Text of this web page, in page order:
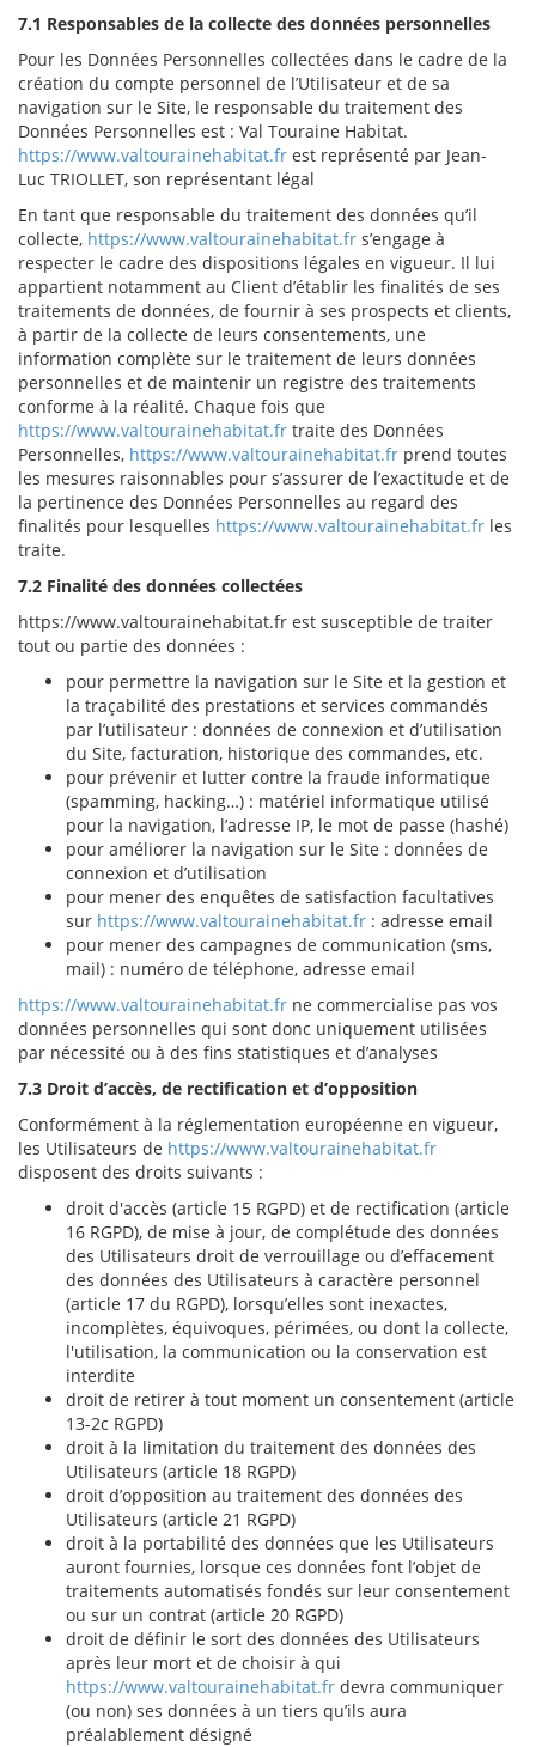
7.1 Responsables de la collecte des données personnelles
Pour les Données Personnelles collectées dans le cadre de la
création du compte personnel de l’Utilisateur et de sa
navigation sur le Site, le responsable du traitement des
Données Personnelles est : Val Touraine Habitat.
https://www.valtourainehabitat.fr est représenté par Jean-
Luc TRIOLLET, son représentant légal
En tant que responsable du traitement des données qu’il
collecte, https://www.valtourainehabitat.fr s’engage à
respecter le cadre des dispositions légales en vigueur. Il lui
appartient notamment au Client d’établir les finalités de ses
traitements de données, de fournir à ses prospects et clients,
à partir de la collecte de leurs consentements, une
information complète sur le traitement de leurs données
personnelles et de maintenir un registre des traitements
conforme à la réalité. Chaque fois que
https://www.valtourainehabitat.fr traite des Données
Personnelles, https://www.valtourainehabitat.fr prend toutes
les mesures raisonnables pour s’assurer de l’exactitude et de
la pertinence des Données Personnelles au regard des
finalités pour lesquelles https://www.valtourainehabitat.fr les
traite.
7.2 Finalité des données collectées
https://www.valtourainehabitat.fr est susceptible de traiter
tout ou partie des données :
pour permettre la navigation sur le Site et la gestion et
la traçabilité des prestations et services commandés
par l’utilisateur : données de connexion et d’utilisation
du Site, facturation, historique des commandes, etc.
pour prévenir et lutter contre la fraude informatique
(spamming, hacking…) : matériel informatique utilisé
pour la navigation, l’adresse IP, le mot de passe (hashé)
pour améliorer la navigation sur le Site : données de
connexion et d’utilisation
pour mener des enquêtes de satisfaction facultatives
sur https://www.valtourainehabitat.fr : adresse email
pour mener des campagnes de communication (sms,
mail) : numéro de téléphone, adresse email
https://www.valtourainehabitat.fr ne commercialise pas vos
données personnelles qui sont donc uniquement utilisées
par nécessité ou à des fins statistiques et d’analyses
7.3 Droit d’accès, de rectification et d’opposition
Conformément à la réglementation européenne en vigueur,
les Utilisateurs de https://www.valtourainehabitat.fr
disposent des droits suivants :
droit d'accès (article 15 RGPD) et de rectification (article
16 RGPD), de mise à jour, de complétude des données
des Utilisateurs droit de verrouillage ou d’effacement
des données des Utilisateurs à caractère personnel
(article 17 du RGPD), lorsqu’elles sont inexactes,
incomplètes, équivoques, périmées, ou dont la collecte,
l'utilisation, la communication ou la conservation est
interdite
droit de retirer à tout moment un consentement (article
13-2c RGPD)
droit à la limitation du traitement des données des
Utilisateurs (article 18 RGPD)
droit d’opposition au traitement des données des
Utilisateurs (article 21 RGPD)
droit à la portabilité des données que les Utilisateurs
auront fournies, lorsque ces données font l’objet de
traitements automatisés fondés sur leur consentement
ou sur un contrat (article 20 RGPD)
droit de définir le sort des données des Utilisateurs
après leur mort et de choisir à qui
https://www.valtourainehabitat.fr devra communiquer
(ou non) ses données à un tiers qu’ils aura
préalablement désigné